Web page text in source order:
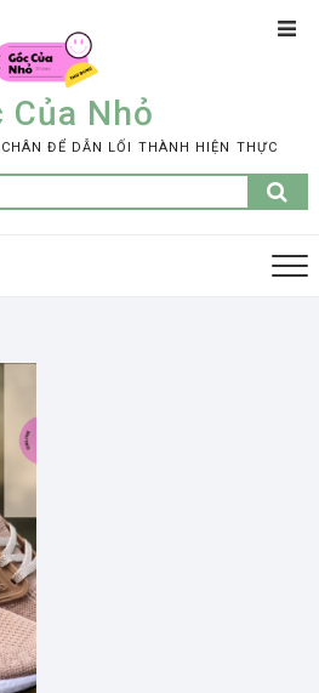
Của Nhỏ
ĐỂ DẪN LỐI THÀNH HIỆN THỰC
Tìm
kiếm: